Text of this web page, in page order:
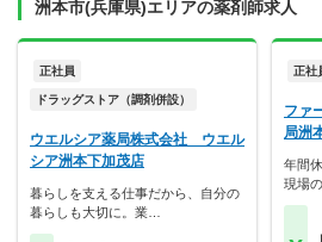
洲本市(兵庫県)エリアの薬剤師求人
正社員
ドラッグストア（調剤併設）
ウエルシア薬局株式会社 ウエル
シア洲本下加茂店
暮らしを支える仕事だから、自分の
暮らしも大切に。業…
正社
ファ
局洲
年間
現場